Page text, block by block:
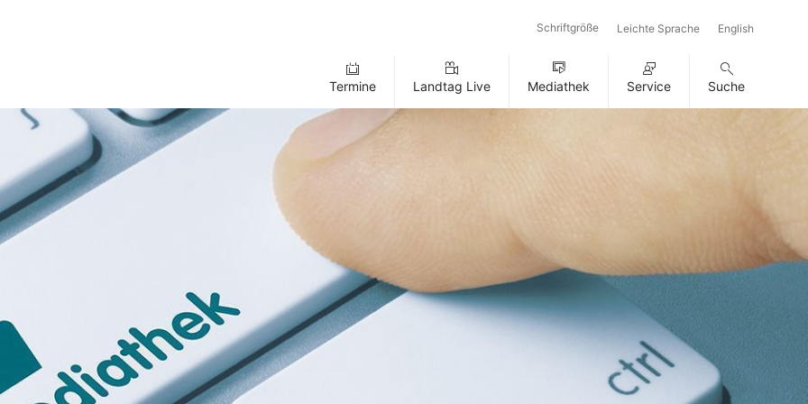
Schriftgröße Leichte Sprache English
Termine Landtag Live Mediathek Service Suche